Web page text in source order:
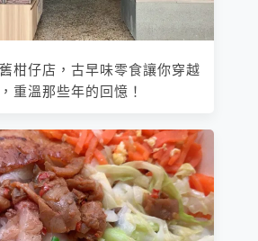
柑仔店，古早味零食讓你穿越
重溫那些年的回憶！